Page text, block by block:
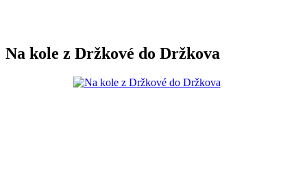
Na kole z Držkové do Držkova